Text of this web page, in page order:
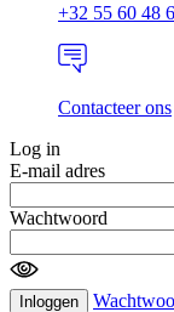
+32 55 60 48
Contacteer ons
Log in
E-mail adres
Wachtwoord
Inloggen